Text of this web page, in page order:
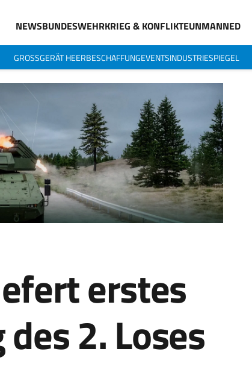
NEWSBUNDESWEHRKRIEG & KONFLIKTEUNMANNED
GROSSGERÄT HEERBESCHAFFUNGEVENTSINDUSTRIESPIEGEL
erstes
2. Loses